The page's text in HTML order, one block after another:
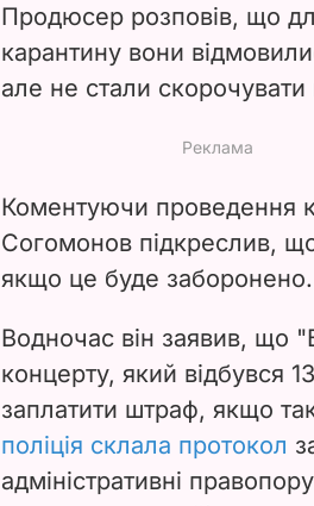
Продюсер розповів, що
карантину вони
але не стали скорочувати
Коментуючи проведення
Согомонов підкреслив,
якщо це буде заборонено.
Водночас він заявив, що
концерту, який відбувся
заплатити штраф, якщо
поліція склала протокол
адміністративні